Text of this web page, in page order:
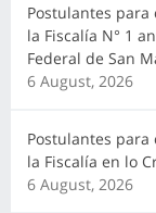
Postulantes
la Fiscalía N° 1
Federal de San
6 August, 2026
Postulantes
la Fiscalía en lo
6 August, 2026